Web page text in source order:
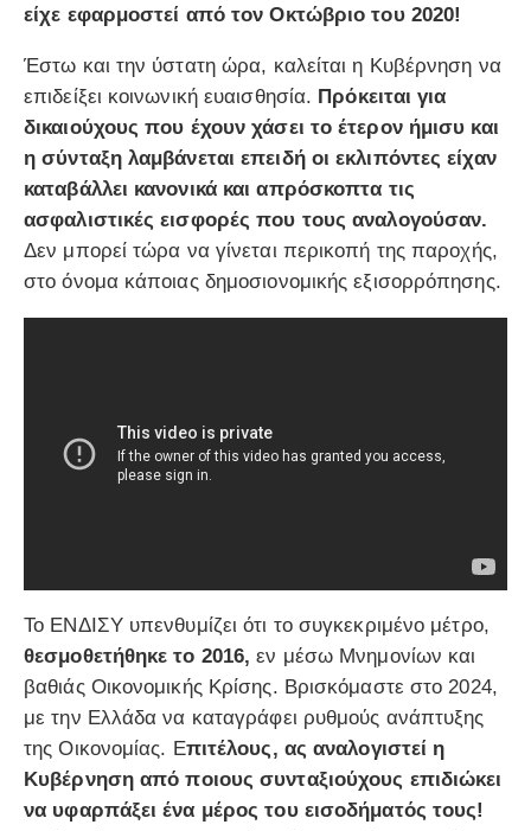
είχε εφαρμοστεί από τον Οκτώβριο του 2020!
Έστω και την ύστατη ώρα, καλείται η Κυβέρνηση να
επιδείξει κοινωνική ευαισθησία. Πρόκειται για
δικαιούχους που έχουν χάσει το έτερον ήμισυ και
η σύνταξη λαμβάνεται επειδή οι εκλιπόντες είχαν
καταβάλλει κανονικά και απρόσκοπτα τις
ασφαλιστικές εισφορές που τους αναλογούσαν.
Δεν μπορεί τώρα να γίνεται περικοπή της παροχής,
στο όνομα κάποιας δημοσιονομικής εξισορρόπησης.
Το ΕΝΔΙΣΥ υπενθυμίζει ότι το συγκεκριμένο μέτρο,
θεσμοθετήθηκε το 2016, εν μέσω Μνημονίων και
βαθιάς Οικονομικής Κρίσης. Βρισκόμαστε στο 2024,
με την Ελλάδα να καταγράφει ρυθμούς ανάπτυξης
της Οικονομίας. Επιτέλους, ας αναλογιστεί η
Κυβέρνηση από ποιους συνταξιούχους επιδιώκει
να υφαρπάξει ένα μέρος του εισοδήματός τους!